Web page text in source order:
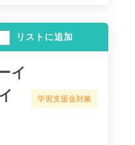
リストに追加
イ
学習支援金対象